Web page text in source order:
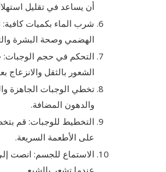
أن يساعد في تقليل
شرب الماء بكميات
الهضمي وصحة البشرة
التحكم في حجم
الشعور بالثقل والانزعاج
تخطي الوجبات الجاهزة
والدهون المضافة.
التخطيط للوجبات: قم
على الأطعمة السريعة.
الاستماع للجسم: انصت